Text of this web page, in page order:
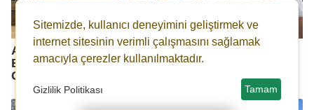
Ak Parti Mardin İl
Başkan Vahap Alma
Görevini Bıraktı
Mardin'de İlk Arpa
Hasadı
Sitemizde, kullanıcı deneyimini geliştirmek ve
internet sitesinin verimli çalışmasını sağlamak
amacıyla çerezler kullanılmaktadır.
Gizlilik Politikası Tamam